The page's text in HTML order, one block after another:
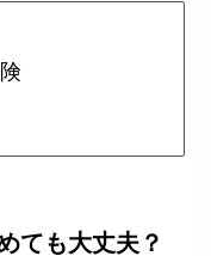
ても大丈夫？